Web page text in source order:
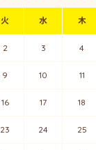
火 水 木
2 3 4
9 10 11
16 17 18
23 24 25